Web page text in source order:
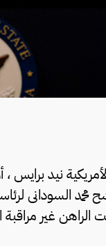
نيد برايس
محمد السودانى
الراهن غير